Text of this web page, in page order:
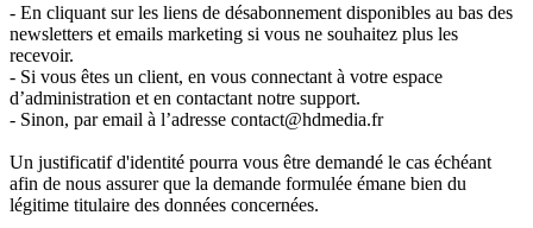
- En cliquant sur les liens de désabonnement disponibles au bas des
newsletters et emails marketing si vous ne souhaitez plus les
recevoir.
- Si vous êtes un client, en vous connectant à votre espace
d’administration et en contactant notre support.
- Sinon, par email à l’adresse contact@hdmedia.fr
Un justificatif d'identité pourra vous être demandé le cas échéant
afin de nous assurer que la demande formulée émane bien du
légitime titulaire des données concernées.